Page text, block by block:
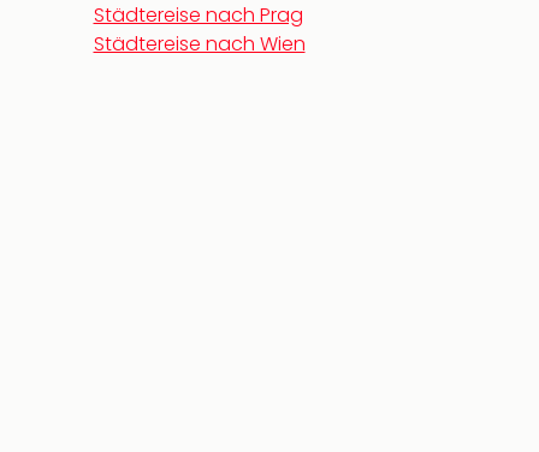
Städtereise nach Prag
Städtereise nach Wien